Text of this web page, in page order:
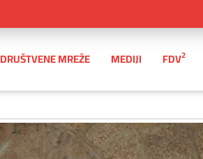
DRUŠTVENE MREŽE MEDIJI FDV2